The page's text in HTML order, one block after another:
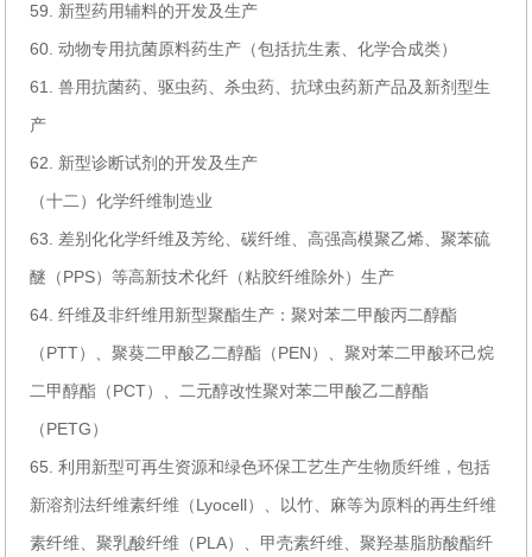
59. 新型药用辅料的开发及生产
60. 动物专用抗菌原料药生产（包括抗生素、化学合成类）
61. 兽用抗菌药、驱虫药、杀虫药、抗球虫药新产品及新剂型生
产
62. 新型诊断试剂的开发及生产
（十二）化学纤维制造业
63. 差别化化学纤维及芳纶、碳纤维、高强高模聚乙烯、聚苯硫
醚（PPS）等高新技术化纤（粘胶纤维除外）生产
64. 纤维及非纤维用新型聚酯生产：聚对苯二甲酸丙二醇酯
（PTT）、聚葵二甲酸乙二醇酯（PEN）、聚对苯二甲酸环己烷
二甲醇酯（PCT）、二元醇改性聚对苯二甲酸乙二醇酯
（PETG）
65. 利用新型可再生资源和绿色环保工艺生产生物质纤维，包括
新溶剂法纤维素纤维（Lyocell）、以竹、麻等为原料的再生纤维
素纤维、聚乳酸纤维（PLA）、甲壳素纤维、聚羟基脂肪酸酯纤